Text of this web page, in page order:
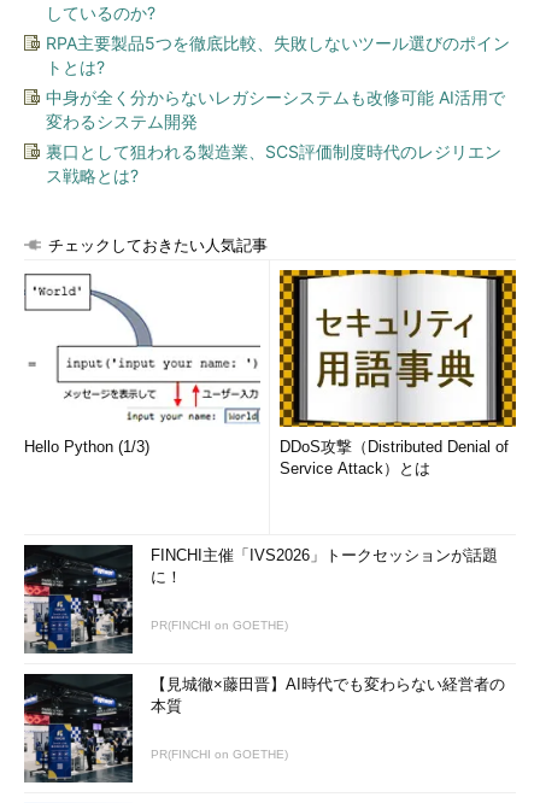
しているのか?
RPA主要製品5つを徹底比較、失敗しないツール選びのポイン
トとは?
中身が全く分からないレガシーシステムも改修可能 AI活用で
変わるシステム開発
裏口として狙われる製造業、SCS評価制度時代のレジリエン
ス戦略とは?
チェックしておきたい人気記事
Hello Python (1/3)
DDoS攻撃（Distributed Denial of
Service Attack）とは
FINCHI主催「IVS2026」トークセッションが話題
に！
PR(FINCHI on GOETHE)
【見城徹×藤田晋】AI時代でも変わらない経営者の
本質
PR(FINCHI on GOETHE)